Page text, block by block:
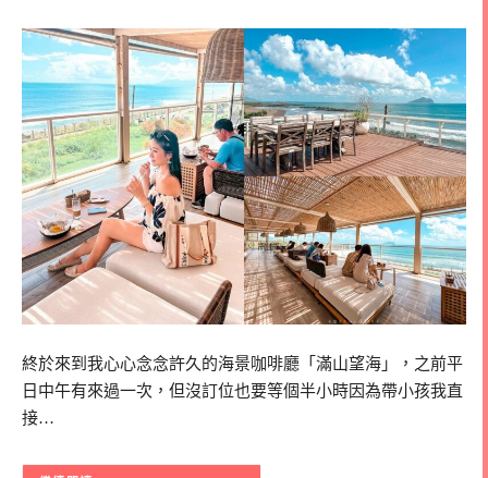
終於來到我心心念念許久的海景咖啡廳「滿山望海」，之前平
日中午有來過一次，但沒訂位也要等個半小時因為帶小孩我直
接…